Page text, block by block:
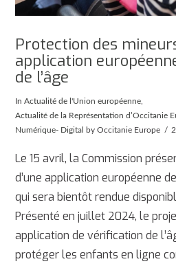
Protection des
application
de l’âge
InActualité de l'Union européenne
Actualité de la Représentation d’Occitanie
Numérique- Digital
by Occitanie Europe
Le 15 avril, la Commission
d’une application européenne
qui sera bientôt rendue
Présenté en juillet 2024, le
application de vérification de
protéger les enfants en ligne